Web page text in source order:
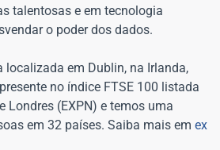
talentosas e em tecnologia
o poder dos dados.
localizada em Dublin, na Irlanda,
no índice FTSE 100 listada
Londres (EXPN) e temos uma
em 32 países. Saiba mais em ex